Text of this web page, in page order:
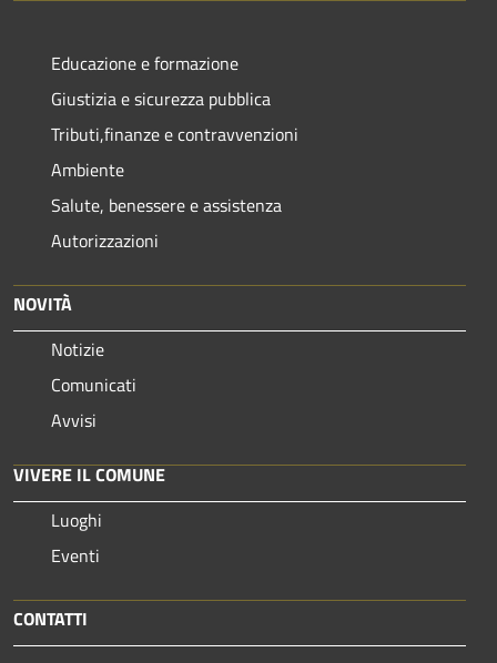
Educazione e formazione
Giustizia e sicurezza pubblica
Tributi,finanze e contravvenzioni
Ambiente
Salute, benessere e assistenza
Autorizzazioni
NOVITÀ
Notizie
Comunicati
Avvisi
VIVERE IL COMUNE
Luoghi
Eventi
CONTATTI